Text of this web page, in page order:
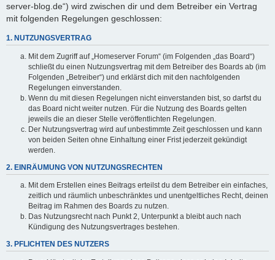
server-blog.de“) wird zwischen dir und dem Betreiber ein Vertrag
mit folgenden Regelungen geschlossen:
1. NUTZUNGSVERTRAG
Mit dem Zugriff auf „Homeserver Forum“ (im Folgenden „das Board“)
schließt du einen Nutzungsvertrag mit dem Betreiber des Boards ab (im
Folgenden „Betreiber“) und erklärst dich mit den nachfolgenden
Regelungen einverstanden.
Wenn du mit diesen Regelungen nicht einverstanden bist, so darfst du
das Board nicht weiter nutzen. Für die Nutzung des Boards gelten
jeweils die an dieser Stelle veröffentlichten Regelungen.
Der Nutzungsvertrag wird auf unbestimmte Zeit geschlossen und kann
von beiden Seiten ohne Einhaltung einer Frist jederzeit gekündigt
werden.
2. EINRÄUMUNG VON NUTZUNGSRECHTEN
Mit dem Erstellen eines Beitrags erteilst du dem Betreiber ein einfaches,
zeitlich und räumlich unbeschränktes und unentgeltliches Recht, deinen
Beitrag im Rahmen des Boards zu nutzen.
Das Nutzungsrecht nach Punkt 2, Unterpunkt a bleibt auch nach
Kündigung des Nutzungsvertrages bestehen.
3. PFLICHTEN DES NUTZERS